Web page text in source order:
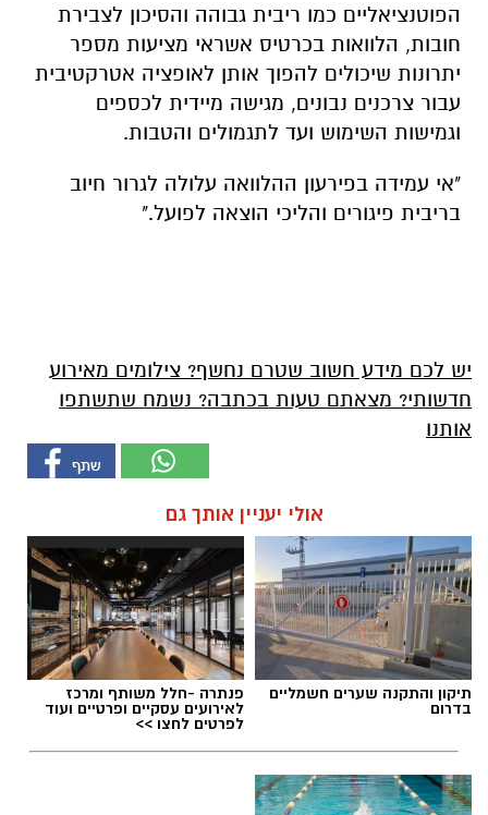
הפוטנציאליים כמו ריבית גבוהה והסיכון לצבירת
חובות, הלוואות בכרטיס אשראי מציעות מספר
יתרונות שיכולים להפוך אותן לאופציה אטרקטיבית
עבור צרכנים נבונים, מגישה מיידית לכספים
וגמישות השימוש ועד לתגמולים והטבות.
"אי עמידה בפירעון ההלוואה עלולה לגרור חיוב
בריבית פיגורים והליכי הוצאה לפועל."
יש לכם מידע חשוב שטרם נחשף? צילומים מאירוע
חדשותי? מצאתם טעות בכתבה? נשמח שתשתפו
אותנו
אולי יעניין אותך גם
תיקון והתקנה שערים חשמליים
בדרום
פנתרה -חלל משותף ומרכז
לאירועים עסקיים ופרטיים ועוד
לפרטים לחצו >>